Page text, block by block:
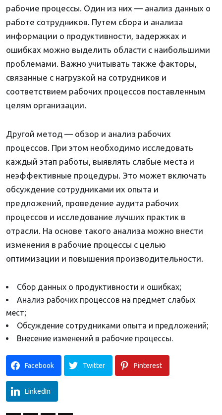
рабочие процессы. Один из них — анализ данных о
работе сотрудников. Путем сбора и анализа
информации о продуктивности, задержках и
ошибках можно выделить области с наибольшими
проблемами. Важно учитывать также факторы,
связанные с нагрузкой на сотрудников и
соответствием рабочих процессов поставленным
целям организации.
Другой метод — обзор и анализ рабочих
процессов. При этом необходимо исследовать
каждый этап работы, выявлять слабые места и
неэффективные процедуры. Это может включать
обсуждение сотрудниками их опыта и
предложений, проведение аудита рабочих
процессов и исследование лучших практик в
отрасли. На основе такого анализа можно внести
изменения в рабочие процессы с целью
оптимизации и повышения производительности.
Сбор данных о продуктивности и ошибках;
Анализ рабочих процессов на предмет слабых
мест;
Обсуждение сотрудниками опыта и предложений;
Внесение изменений в рабочие процессы.
Facebook Twitter Pinterest
LinkedIn